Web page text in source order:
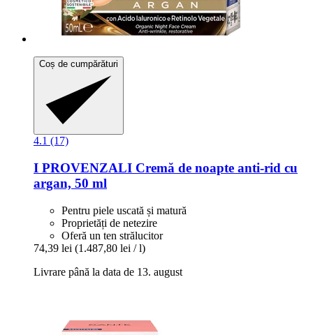
Coș de cumpărături
4.1 (17)
I PROVENZALI Cremă de noapte anti-​rid cu
argan, 50 ml
Pentru piele uscată și matură
Proprietăți de netezire
Oferă un ten strălucitor
74,39 lei (1.487,80 lei / l)
Livrare până la data de 13. august